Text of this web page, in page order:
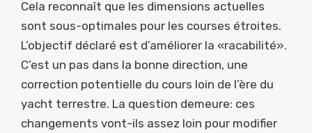
Cela reconnaît que les dimensions actuelles
sont sous-optimales pour les courses étroites.
L’objectif déclaré est d’améliorer la «racabilité».
C’est un pas dans la bonne direction, une
correction potentielle du cours loin de l’ère du
yacht terrestre. La question demeure: ces
changements vont-ils assez loin pour modifier